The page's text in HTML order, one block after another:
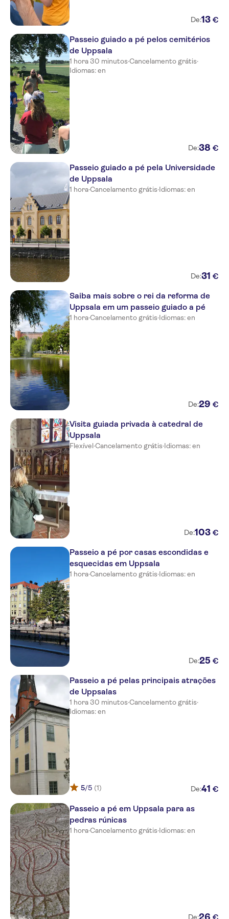
De:13 €
Passeio guiado a pé pelos cemitérios
de Uppsala
1 hora 30 minutos·Cancelamento grátis·
Idiomas: en
De:38 €
Passeio guiado a pé pela Universidade
de Uppsala
1 hora·Cancelamento grátis·Idiomas: en
De:31 €
Saiba mais sobre o rei da reforma de
Uppsala em um passeio guiado a pé
1 hora·Cancelamento grátis·Idiomas: en
De:29 €
Visita guiada privada à catedral de
Uppsala
Flexível·Cancelamento grátis·Idiomas: en
De:103 €
Passeio a pé por casas escondidas e
esquecidas em Uppsala
1 hora·Cancelamento grátis·Idiomas: en
De:25 €
Passeio a pé pelas principais atrações
de Uppsalas
1 hora 30 minutos·Cancelamento grátis·
Idiomas: en
5/5 (1) De:41 €
Passeio a pé em Uppsala para as
pedras rúnicas
1 hora·Cancelamento grátis·Idiomas: en
De:26